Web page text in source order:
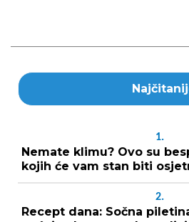
1.
Nemate klimu? Ovo su
kojih će vam stan biti
2.
Recept dana: Sočna